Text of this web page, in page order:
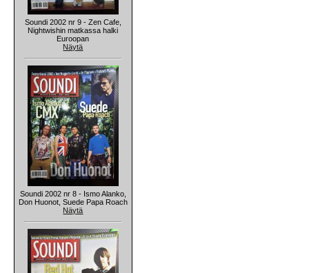
Soundi 2002 nr 9 - Zen Cafe,
Nightwishin matkassa halki
Euroopan
Näytä
Soundi 2002 nr 8 - Ismo Alanko,
Don Huonot, Suede Papa Roach
Näytä